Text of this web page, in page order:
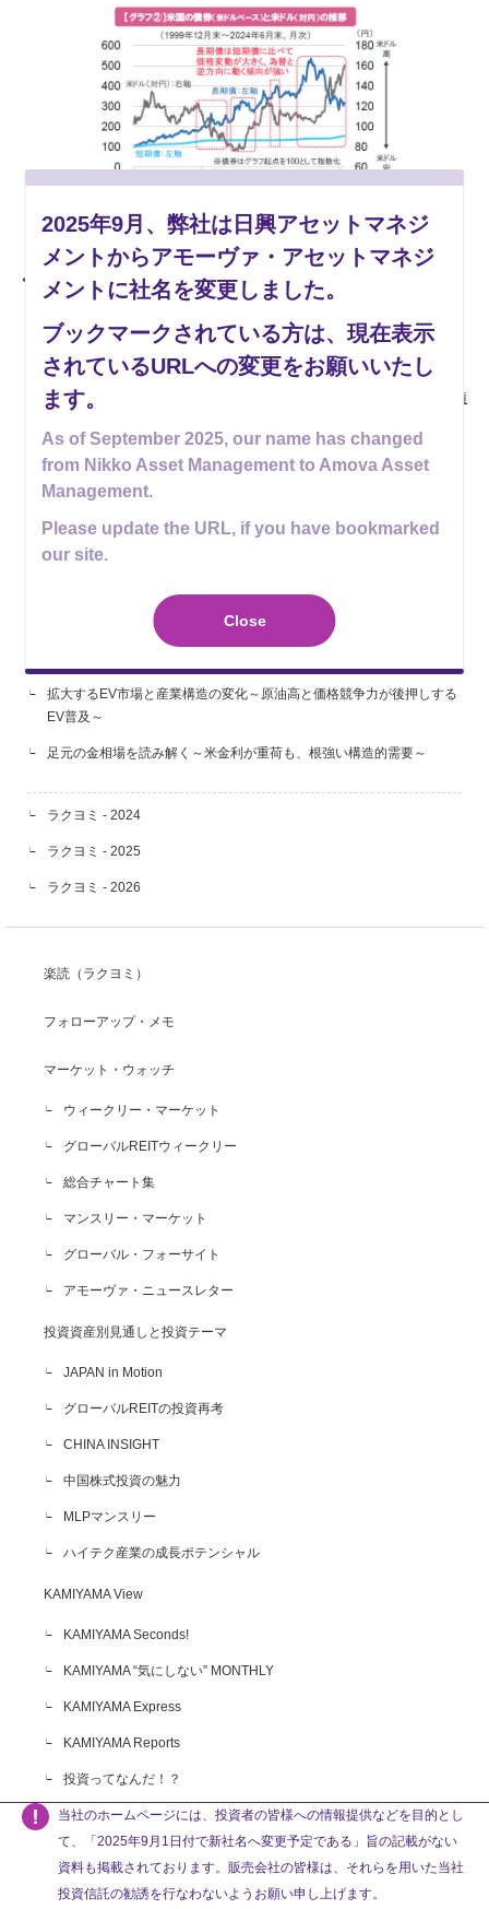
楽読（ラクヨミ）
最新5件
日銀は政策金利を据え置き～インフレ警戒色をやや強め、利上げペー
スを速める可能性に言及～
8月の金融政策、政治・経済イベント
米政策金利、5会合連続の据え置き～年内に1回の利上げとの見方が有
拡大するEV市場と産業構造の変化～原油高と価格競争力が後押しする
EV普及～
足元の金相場を読み解く～米金利が重荷も、根強い構造的需要～
ラクヨミ - 2024
ラクヨミ - 2025
ラクヨミ - 2026
楽読（ラクヨミ）
フォローアップ・メモ
マーケット・ウォッチ
ウィークリー・マーケット
グローバルREITウィークリー
総合チャート集
マンスリー・マーケット
グローバル・フォーサイト
アモーヴァ・ニュースレター
投資資産別見通しと投資テーマ
JAPAN in Motion
グローバルREITの投資再考
CHINA INSIGHT
中国株式投資の魅力
MLPマンスリー
ハイテク産業の成長ポテンシャル
KAMIYAMA View
KAMIYAMA Seconds!
KAMIYAMA “気にしない” MONTHLY
KAMIYAMA Express
KAMIYAMA Reports
投資ってなんだ！？
（信頼できると判断した情報をもとにアモーヴァ・アセットマネジメントが作成）
上記は過去のものであり、将来を約束するものではありません。
ご留意事項
当社のホームページには、投資者の皆様への情報提供などを目的とし
て、「2025年9月1日付で新社名へ変更予定である」旨の記載がない
資料も掲載されております。販売会社の皆様は、それらを用いた当社
投資信託の勧誘を行なわないようお願い申し上げます。
2025年9月、弊社は日興アセットマネジ
メントからアモーヴァ・アセットマネジ
メントに社名を変更しました。
ブックマークされている方は、現在表示
されているURLへの変更をお願いいたし
ます。
As of September 2025, our name has changed
from Nikko Asset Management to Amova Asset
Management.
Please update the URL, if you have bookmarked
our site.
Close